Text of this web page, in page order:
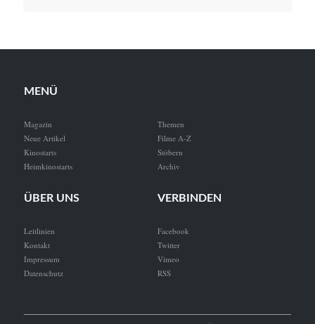
MENÜ
Magazin
Neue Artikel
Kinostarts
Heimkinostarts
Themen
Filme A-Z
Stöbern
Archiv
ÜBER UNS
Leitlinien
Kontakt
Impressum
Datenschutz
VERBINDEN
Facebook
Twitter
Vimeo
RSS